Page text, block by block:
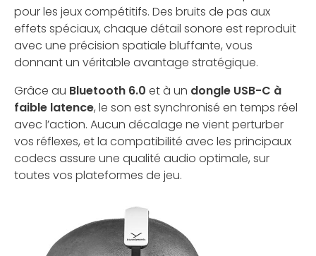
pour les jeux compétitifs. Des bruits de pas aux
effets spéciaux, chaque détail sonore est reproduit
avec une précision spatiale bluffante, vous
donnant un véritable avantage stratégique.
Grâce au Bluetooth 6.0 et à un dongle USB-C à
faible latence, le son est synchronisé en temps réel
avec l’action. Aucun décalage ne vient perturber
vos réflexes, et la compatibilité avec les principaux
codecs assure une qualité audio optimale, sur
toutes vos plateformes de jeu.